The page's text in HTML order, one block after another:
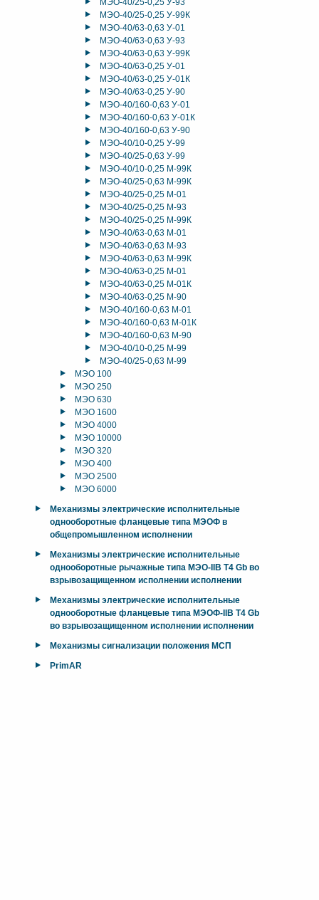
МЭО-40/25-0,25 У-93
МЭО-40/25-0,25 У-99К
МЭО-40/63-0,63 У-01
МЭО-40/63-0,63 У-93
МЭО-40/63-0,63 У-99К
МЭО-40/63-0,25 У-01
МЭО-40/63-0,25 У-01К
МЭО-40/63-0,25 У-90
МЭО-40/160-0,63 У-01
МЭО-40/160-0,63 У-01К
МЭО-40/160-0,63 У-90
МЭО-40/10-0,25 У-99
МЭО-40/25-0,63 У-99
МЭО-40/10-0,25 М-99К
МЭО-40/25-0,63 М-99К
МЭО-40/25-0,25 М-01
МЭО-40/25-0,25 М-93
МЭО-40/25-0,25 М-99К
МЭО-40/63-0,63 М-01
МЭО-40/63-0,63 М-93
МЭО-40/63-0,63 М-99К
МЭО-40/63-0,25 М-01
МЭО-40/63-0,25 М-01К
МЭО-40/63-0,25 М-90
МЭО-40/160-0,63 М-01
МЭО-40/160-0,63 М-01К
МЭО-40/160-0,63 М-90
МЭО-40/10-0,25 М-99
МЭО-40/25-0,63 М-99
МЭО 100
МЭО 250
МЭО 630
МЭО 1600
МЭО 4000
МЭО 10000
МЭО 320
МЭО 400
МЭО 2500
МЭО 6000
Механизмы электрические исполнительные
однооборотные фланцевые типа МЭОФ в
общепромышленном исполнении
Механизмы электрические исполнительные
однооборотные рычажные типа МЭО-IIB T4 Gb во
взрывозащищенном исполнении исполнении
Механизмы электрические исполнительные
однооборотные фланцевые типа МЭОФ-IIB T4 Gb
во взрывозащищенном исполнении исполнении
Механизмы сигнализации положения МСП
PrimAR